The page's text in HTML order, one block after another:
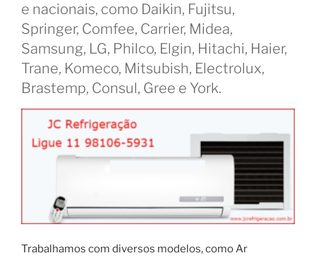
e nacionais, como Daikin, Fujitsu,
Springer, Comfee, Carrier, Midea,
Samsung, LG, Philco, Elgin, Hitachi, Haier,
Trane, Komeco, Mitsubish, Electrolux,
Brastemp, Consul, Gree e York.
Trabalhamos com diversos modelos, como Ar